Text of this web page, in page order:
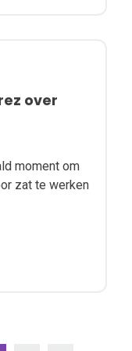
over
moment om
zat te werken